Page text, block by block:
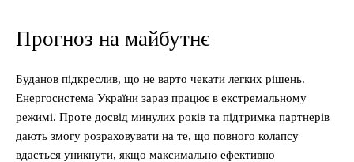
Прогноз на майбутнє
Буданов підкреслив, що не варто чекати легких рішень.
Енергосистема України зараз працює в екстремальному
режимі. Проте досвід минулих років та підтримка партнерів
дають змогу розраховувати на те, що повного колапсу
вдасться уникнути, якщо максимально ефективно